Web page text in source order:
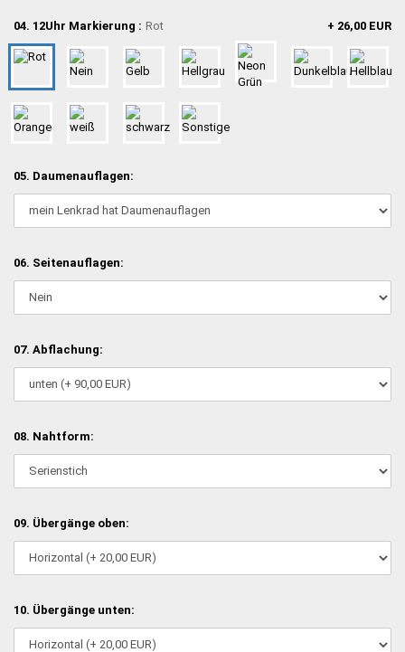
04. 12Uhr Markierung : Rot + 26,00 EUR
05. Daumenauflagen:
06. Seitenauflagen:
07. Abflachung:
08. Nahtform:
09. Übergänge oben:
10. Übergänge unten: